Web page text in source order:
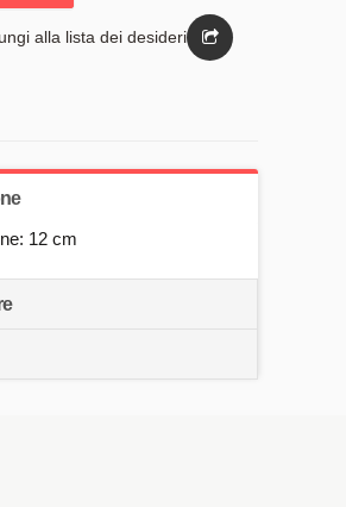
alla lista dei desideri
12 cm